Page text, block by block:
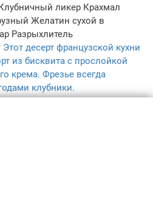
ликер Крахмал
Желатин сухой в
Разрыхлитель
десерт французской кухни
из бисквита с прослойкой
крема. Фрезье всегда
клубники.